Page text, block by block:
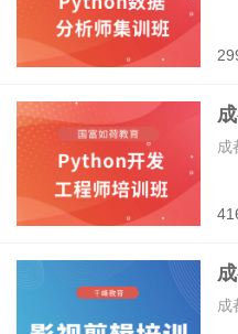
成
成